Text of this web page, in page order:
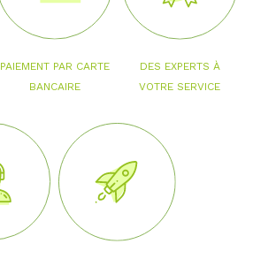
PAIEMENT PAR CARTE
BANCAIRE
DES EXPERTS À
VOTRE SERVICE